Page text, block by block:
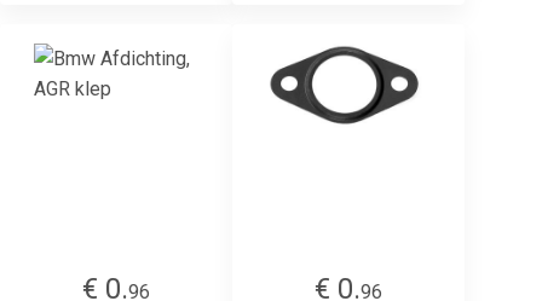
€ 0.96
€ 0.96